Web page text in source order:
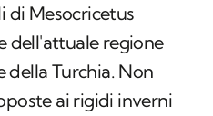
di Mesocricetus
dell'attuale regione
della Turchia. Non
ai rigidi inverni